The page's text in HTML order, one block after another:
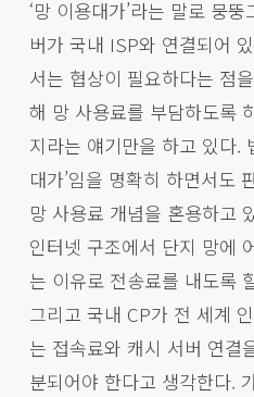
‘망 이용대가’라는 말로 뭉
버가 국내 ISP와 연결되어
서는 협상이 필요하다는 점
해 망 사용료를 부담하도록
지라는 얘기만을 하고 있다.
대가’임을 명확히 하면서도
망 사용료 개념을 혼용하고
인터넷 구조에서 단지 망에
는 이유로 전송료를 내도록
그리고 국내 CP가 전 세계
는 접속료와 캐시 서버 연결
분되어야 한다고 생각한다.